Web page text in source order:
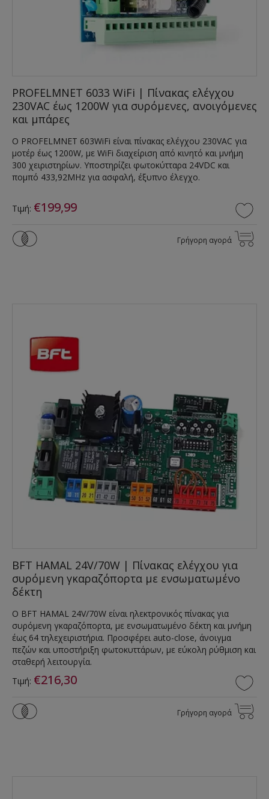
PROFELMNET 6033 WiFi | Πίνακας ελέγχου
230VAC έως 1200W για συρόμενες, ανοιγόμενες
και μπάρες
Ο PROFELMNET 603WiFi είναι πίνακας ελέγχου 230VAC για
μοτέρ έως 1200W, με WiFi διαχείριση από κινητό και μνήμη
300 χειριστηρίων. Υποστηρίζει φωτοκύτταρα 24VDC και
πομπό 433,92MHz για ασφαλή, έξυπνο έλεγχο.
Τιμή: €199,99
Γρήγορη αγορά
BFT HAMAL 24V/70W | Πίνακας ελέγχου για
συρόμενη γκαραζόπορτα με ενσωματωμένο
δέκτη
Ο BFT HAMAL 24V/70W είναι ηλεκτρονικός πίνακας για
συρόμενη γκαραζόπορτα, με ενσωματωμένο δέκτη και μνήμη
έως 64 τηλεχειριστήρια. Προσφέρει auto-close, άνοιγμα
πεζών και υποστήριξη φωτοκυττάρων, με εύκολη ρύθμιση και
σταθερή λειτουργία.
Τιμή: €216,30
Γρήγορη αγορά